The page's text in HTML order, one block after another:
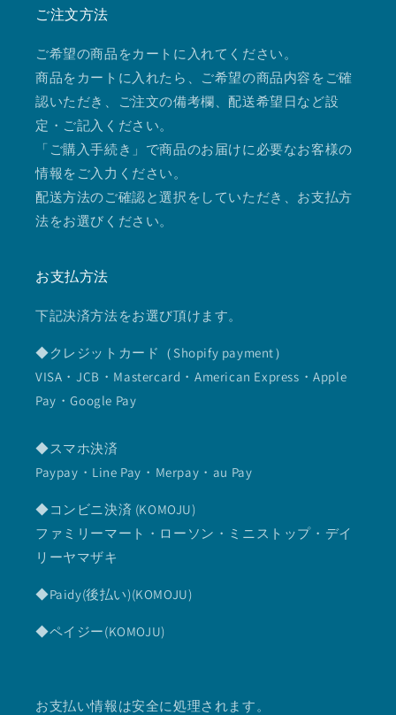
ご注文方法
ご希望の商品をカートに入れてください。
商品をカートに入れたら、ご希望の商品内容をご確
認いただき、ご注文の備考欄、配送希望日など設
定・ご記入ください。
「ご購入手続き」で商品のお届けに必要なお客様の
情報をご入力ください。
配送方法のご確認と選択をしていただき、お支払方
法をお選びください。
お支払方法
下記決済方法をお選び頂けます。
◆クレジットカード（Shopify payment）
VISA・JCB・Mastercard・American Express・Apple
Pay・Google Pay
◆スマホ決済
Paypay・Line Pay・Merpay・au Pay
◆コンビニ決済 (KOMOJU)
ファミリーマート・ローソン・ミニストップ・デイ
リーヤマザキ
◆Paidy(後払い)(KOMOJU)
◆ペイジー(KOMOJU)
お支払い情報は安全に処理されます。